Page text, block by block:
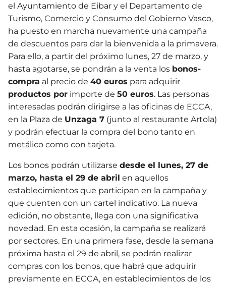
el Ayuntamiento de Eibar y el Departamento de
Turismo, Comercio y Consumo del Gobierno Vasco,
ha puesto en marcha nuevamente una campaña
de descuentos para dar la bienvenida a la primavera.
Para ello, a partir del próximo lunes, 27 de marzo, y
hasta agotarse, se pondrán a la venta los bonos-
compra al precio de 40 euros para adquirir
productos por importe de 50 euros. Las personas
interesadas podrán dirigirse a las oficinas de ECCA,
en la Plaza de Unzaga 7 (junto al restaurante Artola)
y podrán efectuar la compra del bono tanto en
metálico como con tarjeta.
Los bonos podrán utilizarse desde el lunes, 27 de
marzo, hasta el 29 de abril en aquellos
establecimientos que participan en la campaña y
que cuenten con un cartel indicativo. La nueva
edición, no obstante, llega con una significativa
novedad. En esta ocasión, la campaña se realizará
por sectores. En una primera fase, desde la semana
próxima hasta el 29 de abril, se podrán realizar
compras con los bonos, que habrá que adquirir
previamente en ECCA, en establecimientos de los